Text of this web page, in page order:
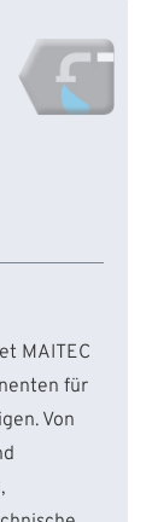
MAITEC
für
Von